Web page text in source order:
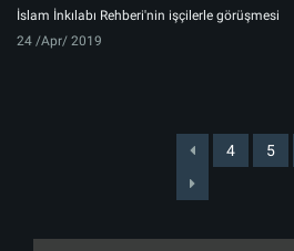
İslam İnkılabı Rehberi'nin işçilerle görüşmesi
24 /Apr/ 2019
4 5